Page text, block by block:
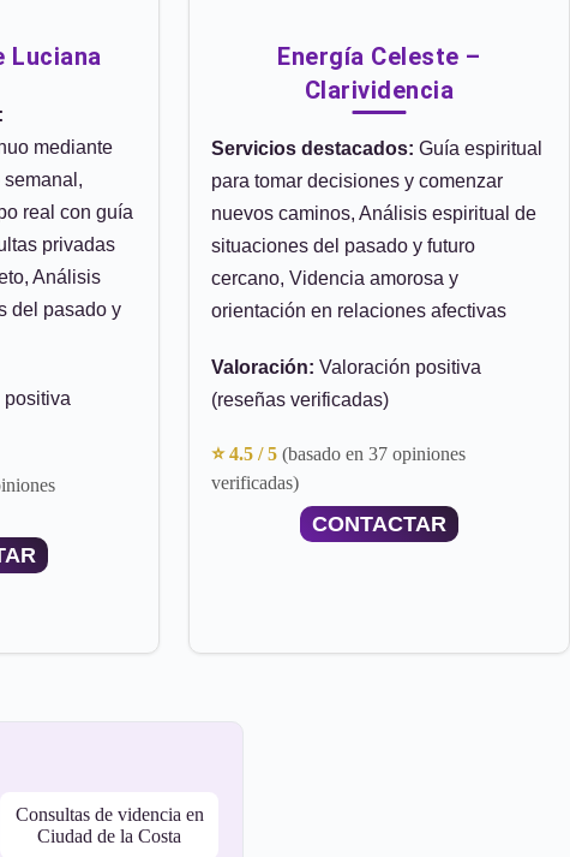
Luciana
mediante
real con guía
privadas
Análisis
del pasado y
positiva
Energía Celeste –
Clarividencia
Servicios destacados: Guía espiritual
para tomar decisiones y comenzar
nuevos caminos, Análisis espiritual de
situaciones del pasado y futuro
cercano, Videncia amorosa y
orientación en relaciones afectivas
Valoración: Valoración positiva
(reseñas verificadas)
⭐ 4.5 / 5 (basado en 37 opiniones
verificadas)
CONTACTAR
Consultas de videncia en
Ciudad de la Costa